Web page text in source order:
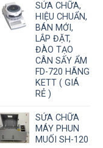
SỬA CHỮA,
HIỆU CHUẨN,
BÁN MỚI,
LẮP ĐẶT,
ĐÀO TẠO
CÂN SẤY ẨM
FD-720 HÃNG
KETT ( GIÁ
RẺ )
SỬA CHỮA
MÁY PHUN
MUỐI SH-120